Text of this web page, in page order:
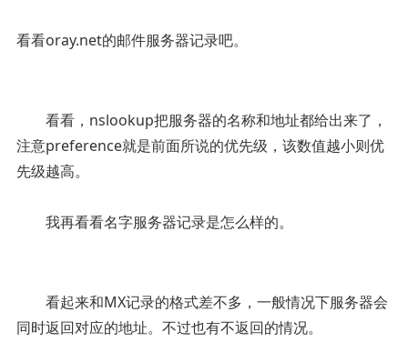
看看oray.net的邮件服务器记录吧。
看看，nslookup把服务器的名称和地址都给出来了，
注意preference就是前面所说的优先级，该数值越小则优
先级越高。
我再看看名字服务器记录是怎么样的。
看起来和MX记录的格式差不多，一般情况下服务器会
同时返回对应的地址。不过也有不返回的情况。